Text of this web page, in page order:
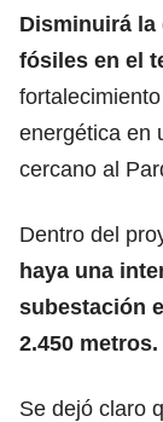
Disminuirá la
fósiles en el
energética en
cercano al
Dentro del
haya una
subestación
2.450 metros.
Se dejó claro